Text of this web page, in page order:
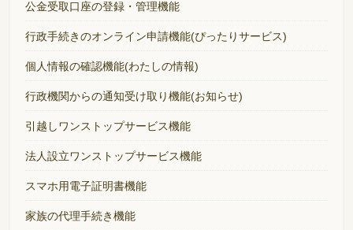
公金受取口座の登録・管理機能
行政手続きのオンライン申請機能(ぴったりサービス)
個人情報の確認機能(わたしの情報)
行政機関からの通知受け取り機能(お知らせ)
引越しワンストップサービス機能
法人設立ワンストップサービス機能
スマホ用電子証明書機能
家族の代理手続き機能